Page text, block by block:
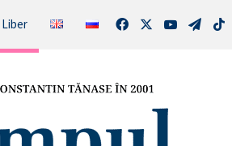
FacebookYouTube